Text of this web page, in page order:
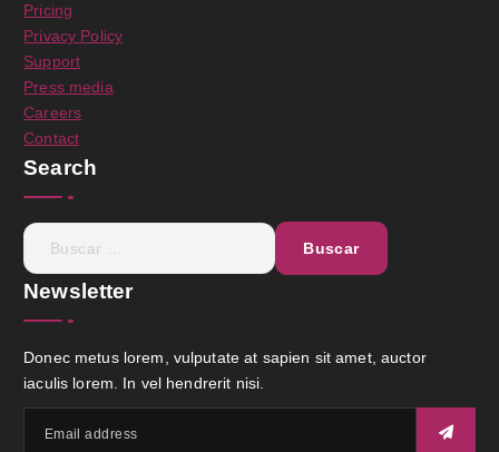
Pricing
Privacy Policy
Support
Press media
Careers
Contact
Search
B
u
s
r
:
Newsletter
Donec metus lorem, vulputate at sapien sit amet, auctor
iaculis lorem. In vel hendrerit nisi.